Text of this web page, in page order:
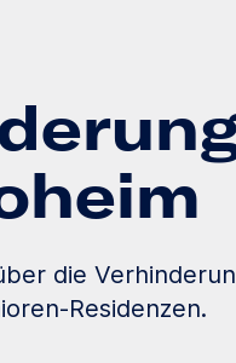
die
Residenzen.